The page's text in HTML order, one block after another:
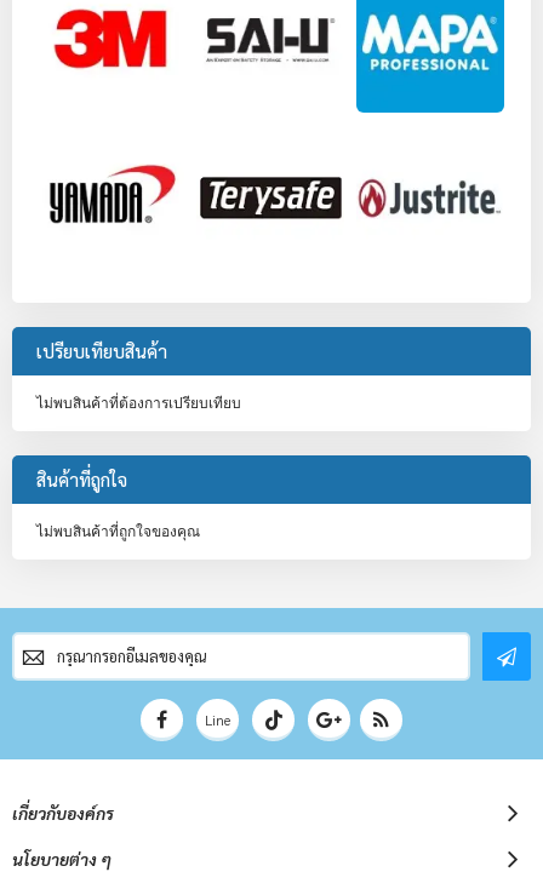
เปรียบเทียบสินค้า
ไม่พบสินค้าที่ต้องการเปรียบเทียบ
สินค้าที่ถูกใจ
ไม่พบสินค้าที่ถูกใจของคุณ
สมัคร
สมาชิก
จดหมาย
Line
เกี่ยวกับองค์กร
นโยบายต่าง ๆ